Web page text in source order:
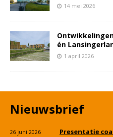
14 mei 2026
én
1 april 2026
Nieuwsbrief
26 juni 2026 Presentatie